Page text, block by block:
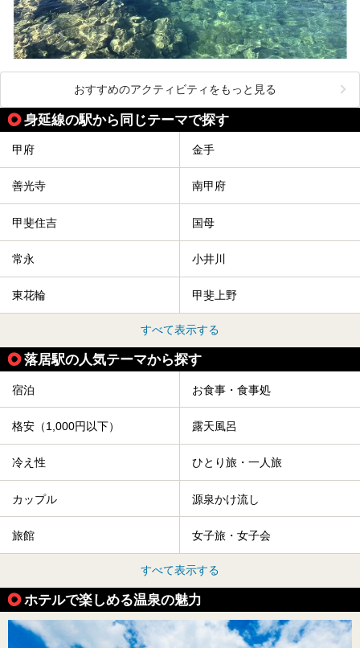
おすすめのアクティビティをもっと見る
身延線の駅から同じテーマで探す
甲府 金手
善光寺 南甲府
甲斐住吉 国母
常永 小井川
東花輪 甲斐上野
すべて表示する
落居駅の人気テーマから探す
宿泊 お食事・食事処
格安（1,000円以下） 露天風呂
冷え性 ひとり旅・一人旅
カップル 源泉かけ流し
旅館 女子旅・女子会
すべて表示する
ホテルで楽しめる温泉の魅力